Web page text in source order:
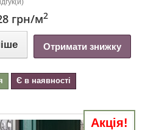
грн/м2
Отримати знижку
Є в наявності
Акція!